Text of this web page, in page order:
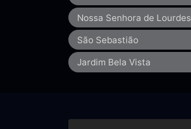
Nossa Senhora de Lourdes
São Sebastião
Jardim Bela Vista